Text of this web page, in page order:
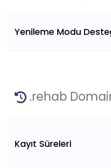
Yenileme Modu
.rehab
Kayıt Süreleri